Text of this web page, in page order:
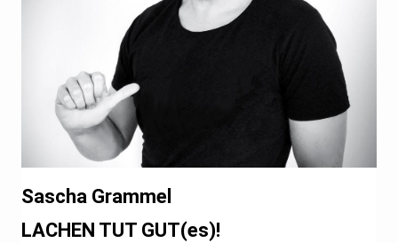
Sascha Grammel
LACHEN TUT GUT(es)!